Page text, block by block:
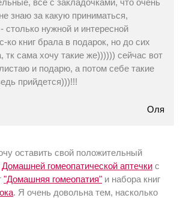
все с закладочками, что очень
знаю за какую приниматься,
столько нужной и интересной
ко книг брала в подарок, но до сих
тк сама хочу такие же)))))) сейчас вот
и подарю, а потом себе такие
прийдется)))!!!
Оля
оставить свой положительный
Домашней гомеопатической аптечки с
"Домашняя гомеопатия" и набора книг
. Я очень довольна тем, насколько